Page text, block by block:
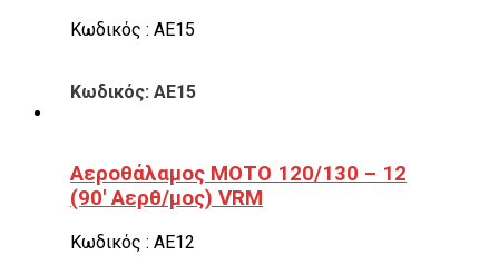
Κωδικός : ΑΕ15
Κωδικός: ΑΕ15
Αεροθάλαμος ΜΟΤΟ 120/130 – 12
(90′ Αερθ/μος) VRM
Κωδικός : ΑΕ12